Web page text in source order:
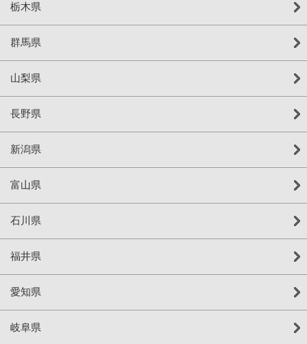
栃木県
群馬県
山梨県
長野県
新潟県
富山県
石川県
福井県
愛知県
岐阜県